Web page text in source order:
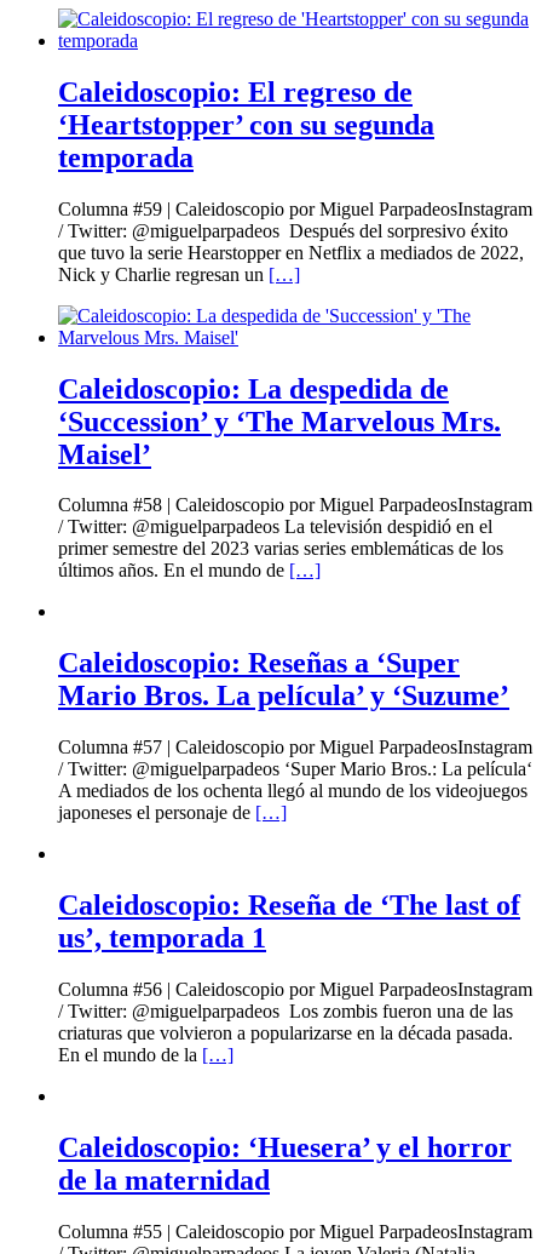
Caleidoscopio: El regreso de
‘Heartstopper’ con su segunda
temporada
Columna #59 | Caleidoscopio por Miguel ParpadeosInstagram
/ Twitter: @miguelparpadeos Después del sorpresivo éxito
que tuvo la serie Hearstopper en Netflix a mediados de 2022,
Nick y Charlie regresan un […]
Caleidoscopio: La despedida de
‘Succession’ y ‘The Marvelous Mrs.
Maisel’
Columna #58 | Caleidoscopio por Miguel ParpadeosInstagram
/ Twitter: @miguelparpadeos La televisión despidió en el
primer semestre del 2023 varias series emblemáticas de los
últimos años. En el mundo de […]
Caleidoscopio: Reseñas a ‘Super
Mario Bros. La película’ y ‘Suzume’
Columna #57 | Caleidoscopio por Miguel ParpadeosInstagram
/ Twitter: @miguelparpadeos ‘Super Mario Bros.: La película‘
A mediados de los ochenta llegó al mundo de los videojuegos
japoneses el personaje de […]
Caleidoscopio: Reseña de ‘The last of
us’, temporada 1
Columna #56 | Caleidoscopio por Miguel ParpadeosInstagram
/ Twitter: @miguelparpadeos Los zombis fueron una de las
criaturas que volvieron a popularizarse en la década pasada.
En el mundo de la […]
Caleidoscopio: ‘Huesera’ y el horror
de la maternidad
Columna #55 | Caleidoscopio por Miguel ParpadeosInstagram